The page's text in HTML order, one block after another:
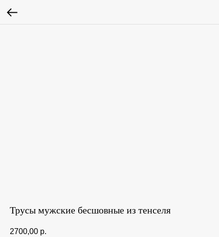
Трусы мужские бесшовные из тенселя
2700,00 р.